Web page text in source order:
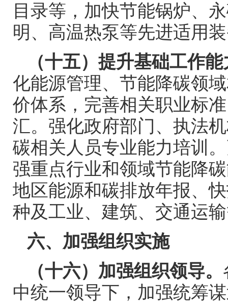
目录等，加快节能锅炉、
明、高温热泵等先进适用
（十五）提升基础工作
化能源管理、节能降碳领
价体系，完善相关职业标
汇。强化政府部门、执法
碳相关人员专业能力培训
强重点行业和领域节能降
地区能源和碳排放年报、
种及工业、建筑、交通运
六、加强组织实施
（十六）加强组织领导。
中统一领导下，加强统筹